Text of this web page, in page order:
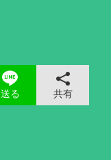
送る 共有